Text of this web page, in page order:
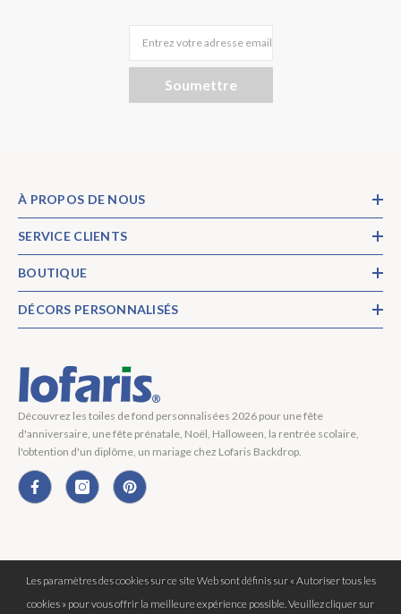
Entrez votre adresse email
Soumettre
À PROPOS DE NOUS
SERVICE CLIENTS
BOUTIQUE
DÉCORS PERSONNALISÉS
Découvrez les toiles de fond personnalisées 2026 pour une fête
d'anniversaire, une fête prénatale, Noël, Halloween, la rentrée scolaire,
l'obtention d'un diplôme, un mariage chez Lofaris Backdrop.
Copyright © 2026 Lofaris® Tous Droits Réservés.
Les paramètres des cookies sur ce site Web sont définis sur « Autoriser tous les
cookies » pour vous offrir la meilleure expérience possible. Veuillez cliquer sur